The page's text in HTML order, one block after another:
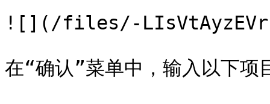
![](/files/-
在“确认”菜单中，输入以下项